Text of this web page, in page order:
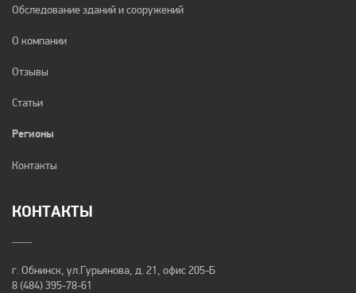
Обследование зданий и сооружений
О компании
Отзывы
Статьи
Регионы
Контакты
КОНТАКТЫ
г. Обнинск, ул.Гурьянова, д. 21, офис 205-Б
8 (484) 395-78-61